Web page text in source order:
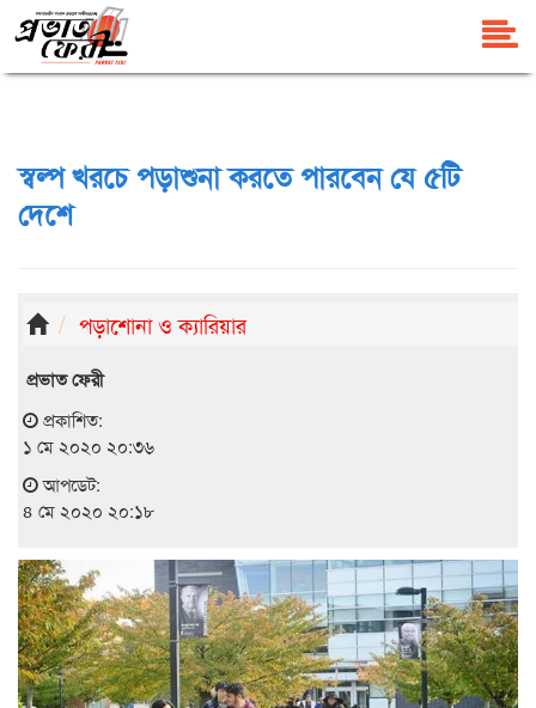
স্বল্প খরচে পড়াশুনা করতে পারবেন যে ৫টি
দেশে
পড়াশোনা ও ক্যারিয়ার
প্রভাত ফেরী
প্রকাশিত:
১ মে ২০২০ ২০:৩৬
আপডেট:
৪ মে ২০২০ ২০:১৮